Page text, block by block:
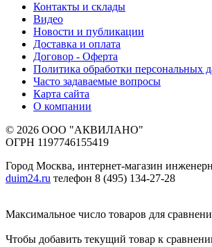
Контакты и склады
Видео
Новости и публикации
Доставка и оплата
Договор - Оферта
Политика обработки персональных
Часто задаваемые вопросы
Карта сайта
О компании
© 2026 ООО "АКВИЛАНО"
ОГРН 1197746155419
Город Москва, интернет-магазин
duim24.ru телефон 8 (495) 134-27-28
Максимальное число товаров для
Чтобы добавить текущий товар к